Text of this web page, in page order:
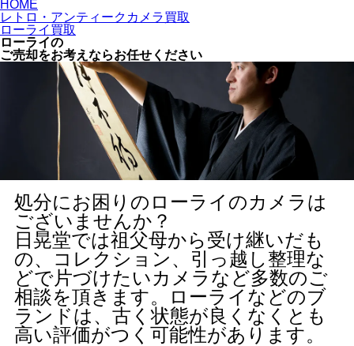
HOME
レトロ・アンティークカメラ買取
ローライ買取
ローライの
ご売却をお考えならお任せください
処分にお困りのローライのカメラは
ございませんか？
日晃堂では祖父母から受け継いだも
の、コレクション、引っ越し整理な
どで片づけたいカメラなど多数のご
相談を頂きます。ローライなどのブ
ランドは、古く状態が良くなくとも
高い評価がつく可能性があります。